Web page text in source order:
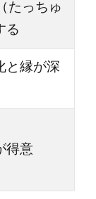
たっちゅ
る
と縁が深
得意